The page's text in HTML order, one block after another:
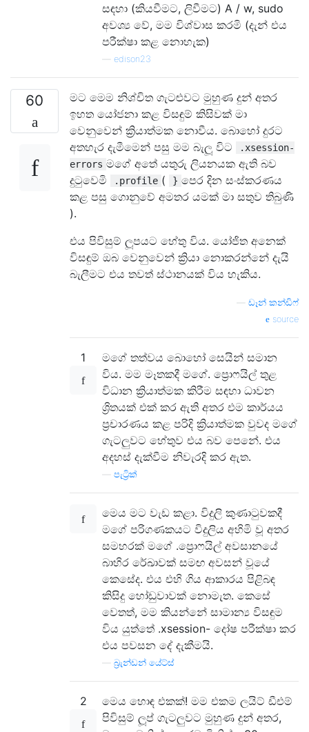
සඳහා (කියවීමට, ලිවීමට) A / w, sudo
අවශ්‍ය වේ, මම විශ්වාස කරමි (දැන් එය
පරීක්ෂා කළ නොහැක)
edison23
60
මට මෙම නිශ්චිත ගැටළුවට මුහුණ දුන් අතර
ඉහත යෝජනා කළ විසඳුම් කිසිවක් මා
වෙනුවෙන් ක්‍රියාත්මක නොවීය. බොහෝ දුරට
අතහැර දැමීමෙන් පසු මම බැලූ විට
.xsession-
errors මගේ අතේ යතුරු ලියනයක ඇති බව
දුටුවෙමි
.profile ( } පෙර දින සංස්කරණය
කළ පසු ගොනුවේ අමතර යමක් මා සතුව තිබුණි
).
එය පිවිසුම් ලූපයට හේතු විය. යෝජිත අනෙක්
විසඳුම් ඔබ වෙනුවෙන් ක්‍රියා නොකරන්නේ දැයි
බැලීමට එය තවත් ස්ථානයක් විය හැකිය.
ඩෑන් කන්ඩිෆ්
source
1
මගේ තත්වය බොහෝ සෙයින් සමාන
විය. මම මෑතකදී මගේ. ප්‍රොෆයිල් තුළ
විධාන ක්‍රියාත්මක කිරීම සඳහා ධාවන
ශ්‍රිතයක් එක් කර ඇති අතර එම කාර්යය
ප්‍රචාරණය කළ පරිදි ක්‍රියාත්මක වුවද මගේ
ගැටලුවට හේතුව එය බව පෙනේ. එය
අදහස් දැක්වීම නිවැරදි කර ඇත.
පැට්‍රික්
මෙය මට වැඩ කළා. විදුලි කුණාටුවකදී
මගේ පරිගණකයට විදුලිය අහිමි වූ අතර
සමහරක් මගේ .ප්‍රොෆයිල් අවසානයේ
බාහිර රේඛාවක් සමඟ අවසන් වූයේ
කෙසේද. එය එහි ගිය ආකාරය පිළිබඳ
කිසිදු හෝඩුවාවක් නොමැත. කෙසේ
වෙතත්, මම කියන්නේ සාමාන්‍ය විසඳුම
විය යුත්තේ .xsession- දෝෂ පරීක්ෂා කර
එය පවසන දේ දැකීමයි.
බ්‍රැන්ඩන් යේට්ස්
2
මෙය හොඳ එකක්! මම එකම ලයිට් ඩීඑම්
පිවිසුම් ලූප් ගැටලුවට මුහුණ දුන් අතර,